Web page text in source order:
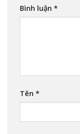
Bình luận *
Tên *